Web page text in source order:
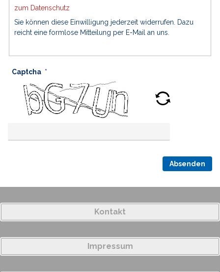
zum Datenschutz
Sie können diese Einwilligung jederzeit widerrufen. Dazu
reicht eine formlose Mitteilung per E-Mail an uns.
Captcha
Absenden
Kontakt
Impressum